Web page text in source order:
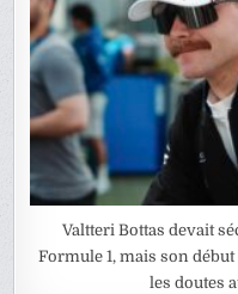
Valtteri Bottas devait
Formule 1, mais son
les doutes